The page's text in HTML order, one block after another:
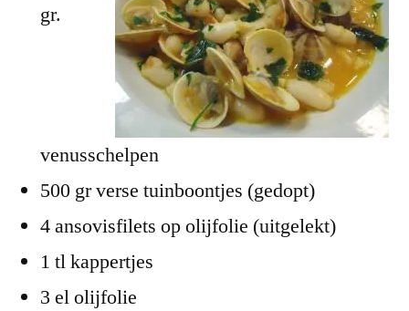
gr.
venusschelpen
500 gr verse tuinboontjes (gedopt)
4 ansovisfilets op olijfolie (uitgelekt)
1 tl kappertjes
3 el olijfolie